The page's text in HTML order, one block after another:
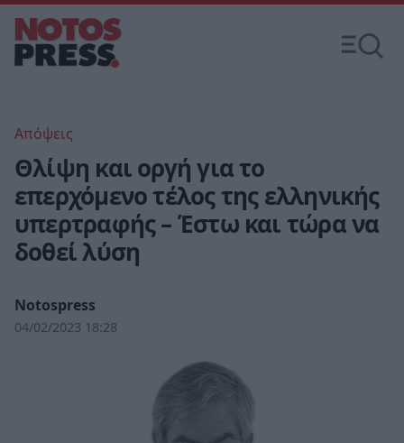
Απόψεις
Θλίψη και οργή για το
επερχόμενο τέλος της ελληνικής
υπερτραφής – Έστω και τώρα να
δοθεί λύση
Notospress
04/02/2023 18:28